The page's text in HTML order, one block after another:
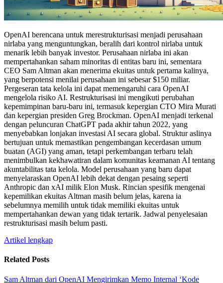
OpenAI berencana untuk merestrukturisasi menjadi perusahaan
nirlaba yang menguntungkan, beralih dari kontrol nirlaba untuk
menarik lebih banyak investor. Perusahaan nirlaba ini akan
mempertahankan saham minoritas di entitas baru ini, sementara
CEO Sam Altman akan menerima ekuitas untuk pertama kalinya,
yang berpotensi menilai perusahaan ini sebesar $150 miliar.
Pergeseran tata kelola ini dapat memengaruhi cara OpenAI
mengelola risiko AI. Restrukturisasi ini mengikuti perubahan
kepemimpinan baru-baru ini, termasuk kepergian CTO Mira Murati
dan kepergian presiden Greg Brockman. OpenAI menjadi terkenal
dengan peluncuran ChatGPT pada akhir tahun 2022, yang
menyebabkan lonjakan investasi AI secara global. Struktur aslinya
bertujuan untuk memastikan pengembangan kecerdasan umum
buatan (AGI) yang aman, tetapi perkembangan terbaru telah
menimbulkan kekhawatiran dalam komunitas keamanan AI tentang
akuntabilitas tata kelola. Model perusahaan yang baru dapat
menyelaraskan OpenAI lebih dekat dengan pesaing seperti
Anthropic dan xAI milik Elon Musk. Rincian spesifik mengenai
kepemilikan ekuitas Altman masih belum jelas, karena ia
sebelumnya memilih untuk tidak memiliki ekuitas untuk
mempertahankan dewan yang tidak tertarik. Jadwal penyelesaian
restrukturisasi masih belum pasti.
Artikel lengkap
Related Posts
Sam Altman dari OpenAI Mengirimkan Memo Internal ‘Kode